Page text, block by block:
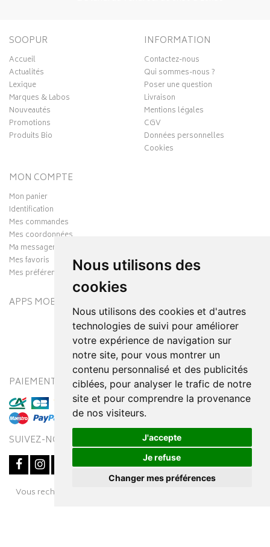
Nous utilisons des
cookies
Nous utilisons des cookies et d'autres
technologies de suivi pour améliorer
votre expérience de navigation sur
notre site, pour vous montrer un
contenu personnalisé et des publicités
ciblées, pour analyser le trafic de notre
site et pour comprendre la provenance
de nos visiteurs.
J'accepte
Je refuse
Changer mes préférences
SOOPUR
Accueil
Actualités
Lexique
Marques & Labos
Nouveautés
Promotions
Produits Bio
INFORMATION
Contactez-nous
Qui sommes-nous ?
Poser une question
Livraison
Mentions légales
CGV
Données personnelles
Cookies
MON COMPTE
Mon panier
Identification
Mes commandes
Mes coordonnées
Ma messagerie
Mes favoris
Mes préférences Cookies
APPS MOBILES
PAIEMENT SÉCURISÉ MODES DE LIVRAISON
SUIVEZ-NOUS SUR
Vous recherchez un médicament ? Découvrez la pharmacie en